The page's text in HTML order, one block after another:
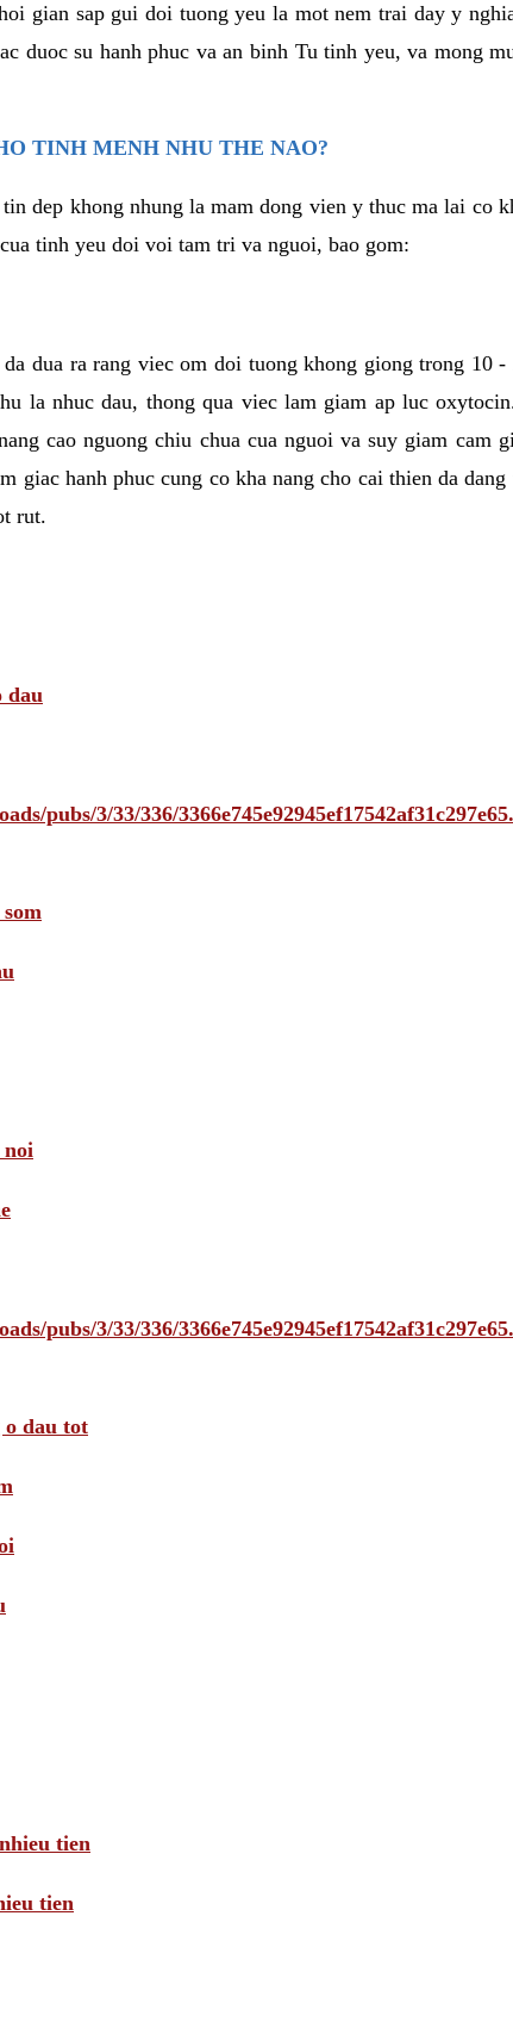
gian sap gui doi tuong yeu la mot nem trai day y
duoc su hanh phuc va an binh Tu tinh yeu, va mong
TINH MENH NHU THE NAO?
dep khong nhung la mam dong vien y thuc ma lai co
tinh yeu doi voi tam tri va nguoi, bao gom:
dua ra rang viec om doi tuong khong giong trong 10
la nhuc dau, thong qua viec lam giam ap luc
cao nguong chiu chua cua nguoi va suy giam cam
giac hanh phuc cung co kha nang cho cai thien da
rut.
dau
pubs/3/33/336/
noi
pubs/3/33/336/
o dau tot
tien
tien